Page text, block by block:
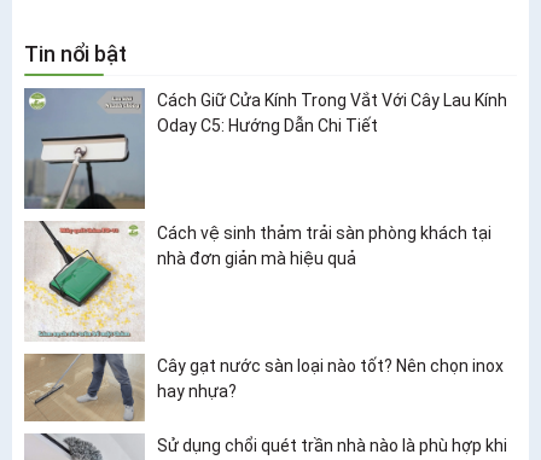
Tin nổi bật
Cách Giữ Cửa Kính Trong Vắt Với Cây Lau Kính
Oday C5: Hướng Dẫn Chi Tiết
Cách vệ sinh thảm trải sàn phòng khách tại
nhà đơn giản mà hiệu quả
Cây gạt nước sàn loại nào tốt? Nên chọn inox
hay nhựa?
Sử dụng chổi quét trần nhà nào là phù hợp khi